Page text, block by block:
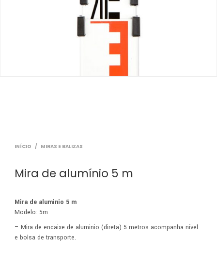
INÍCIO / MIRAS E BALIZAS
Mira de alumínio 5 m
Mira de aluminio 5 m
Modelo: 5m
– Mira de encaixe de aluminio (direta) 5 metros acompanha nível
e bolsa de transporte.